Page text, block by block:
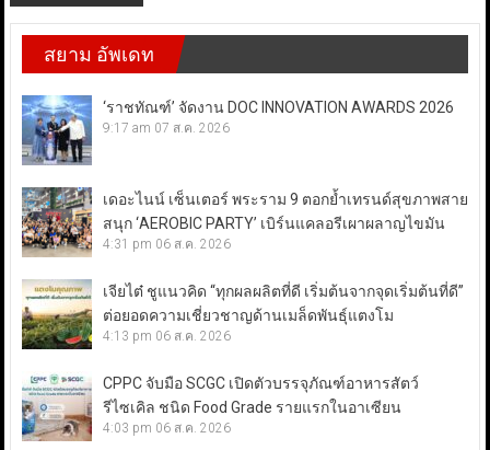
สยาม อัพเดท
‘ราชทัณฑ์’ จัดงาน DOC INNOVATION AWARDS 2026
9:17 am 07 ส.ค. 2026
เดอะไนน์ เซ็นเตอร์ พระราม 9 ตอกย้ำเทรนด์สุขภาพสาย
สนุก ‘AEROBIC PARTY’ เบิร์นแคลอรีเผาผลาญไขมัน
4:31 pm 06 ส.ค. 2026
เจียไต๋ ชูแนวคิด “ทุกผลผลิตที่ดี เริ่มต้นจากจุดเริ่มต้นที่ดี”
ต่อยอดความเชี่ยวชาญด้านเมล็ดพันธุ์แตงโม
4:13 pm 06 ส.ค. 2026
CPPC จับมือ SCGC เปิดตัวบรรจุภัณฑ์อาหารสัตว์
รีไซเคิล ชนิด Food Grade รายแรกในอาเซียน
4:03 pm 06 ส.ค. 2026